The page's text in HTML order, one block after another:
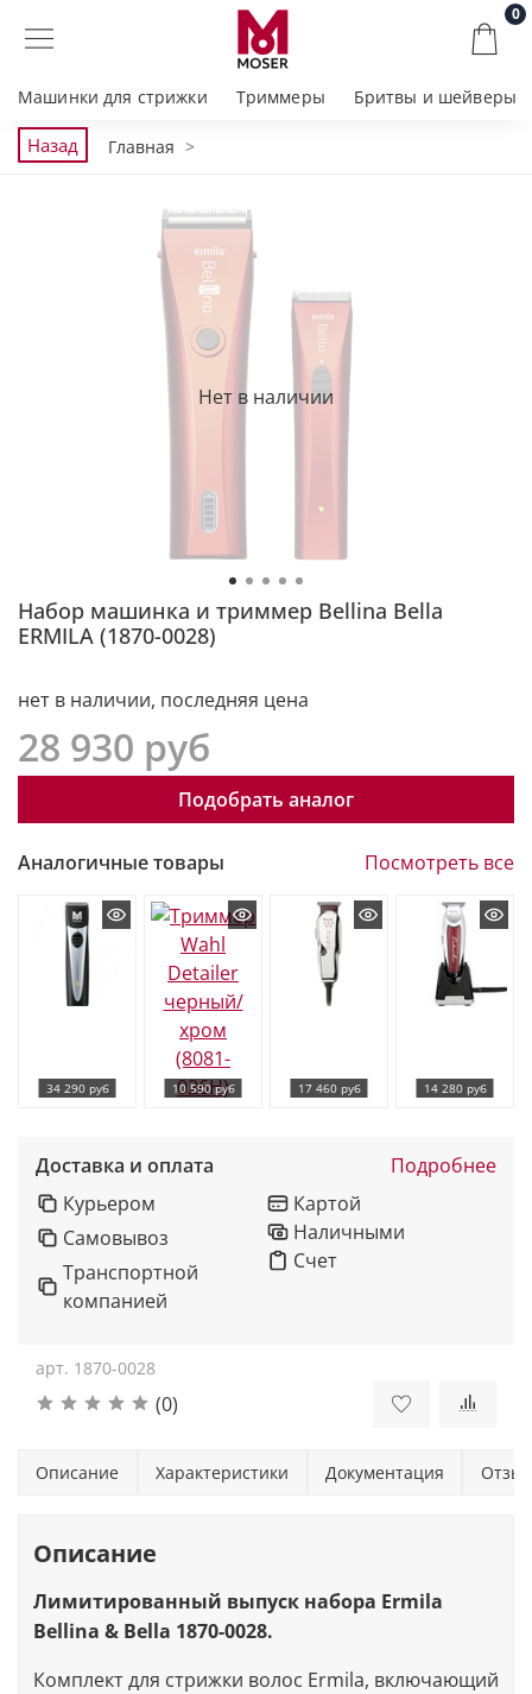
0
Машинки для стрижки Триммеры Бритвы и шейверы
Назад Главная
Нет в наличии
арт. 1870-0028
(0)
Набор машинка и триммер Bellina Bella
ERMILA (1870-0028)
нет в наличии, последняя цена
28 930 руб
Подобрать аналог
Аналогичные товары Посмотреть все
34 290 руб 10 590 руб 17 460 руб 14 280 руб
Доставка и оплата
Подробнее
Курьером
Самовывоз
Транспортной
компанией
Картой
Наличными
Счет
Описание Характеристики Документация
Описание
Лимитированный выпуск набора Ermila
Bellina & Bella 1870-0028.
Комплект для стрижки волос Ermila, включающий